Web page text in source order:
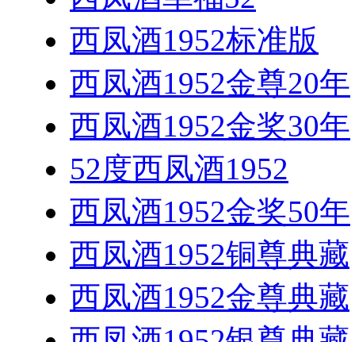
西凤酒1952标准版
西凤酒1952金尊20年
西凤酒1952金奖30年
52度西凤酒1952
西凤酒1952金奖50年
西凤酒1952铜尊典藏
西凤酒1952金尊典藏